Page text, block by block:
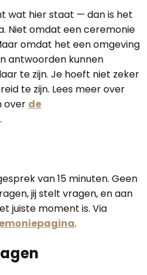
wat hier staat — dan is het
Niet omdat een ceremonie
omdat het een omgeving
antwoorden kunnen
te zijn. Je hoeft niet zeker
te zijn. Lees meer over
over de
.
van 15 minuten. Geen
jij stelt vragen, en aan
juiste moment is. Via
.